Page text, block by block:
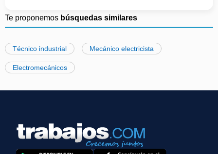
Te proponemos búsquedas similares
Técnico industrial Mecánico electricista
Electromecánicos